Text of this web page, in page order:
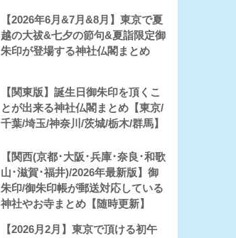
【2026年6月&7月&8月】東京で夏
越の大祓&七夕の節句&夏詣限定御
朱印が登場する神社仏閣まとめ
【関東版】誕生日御朱印を頂くこ
とが出来る神社仏閣まとめ【東京/
千葉/埼玉/神奈川/茨城/栃木/群馬】
【関西(京都･大阪･兵庫･奈良･和歌
山･滋賀･福井)/2026年最新版】御
朱印/御朱印帳が郵送対応している
神社やお寺まとめ【随時更新】
【2026月2月】東京で頂ける初午